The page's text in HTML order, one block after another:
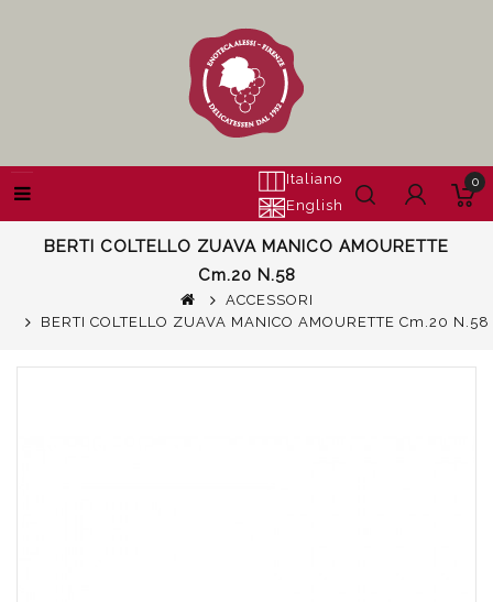
Italiano
English
0
BERTI COLTELLO ZUAVA MANICO AMOURETTE
Cm.20 N.58
ACCESSORI
BERTI COLTELLO ZUAVA MANICO AMOURETTE Cm.20 N.58